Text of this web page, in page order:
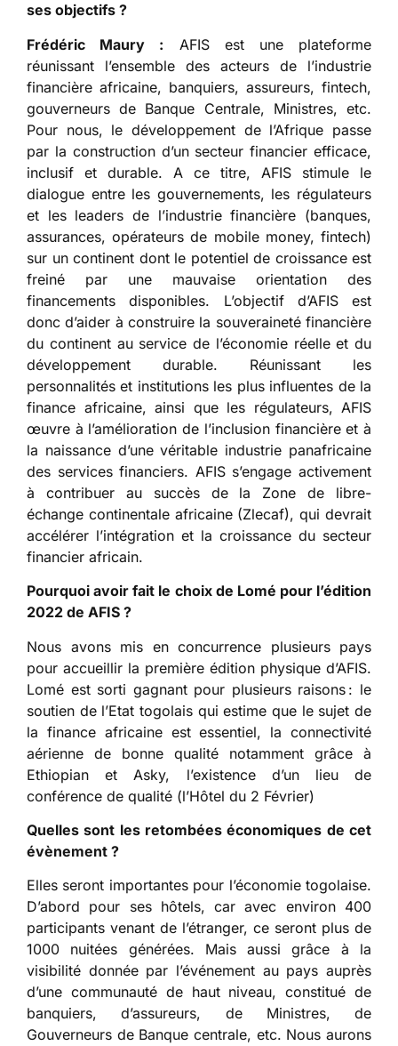
ses objectifs ?
Frédéric Maury : AFIS est une plateforme
réunissant l’ensemble des acteurs de l’industrie
financière africaine, banquiers, assureurs, fintech,
gouverneurs de Banque Centrale, Ministres, etc.
Pour nous, le développement de l’Afrique passe
par la construction d’un secteur financier efficace,
inclusif et durable. A ce titre, AFIS stimule le
dialogue entre les gouvernements, les régulateurs
et les leaders de l’industrie financière (banques,
assurances, opérateurs de mobile money, fintech)
sur un continent dont le potentiel de croissance est
freiné par une mauvaise orientation des
financements disponibles. L’objectif d’AFIS est
donc d’aider à construire la souveraineté financière
du continent au service de l’économie réelle et du
développement durable. Réunissant les
personnalités et institutions les plus influentes de la
finance africaine, ainsi que les régulateurs, AFIS
œuvre à l’amélioration de l’inclusion financière et à
la naissance d’une véritable industrie panafricaine
des services financiers. AFIS s’engage activement
à contribuer au succès de la Zone de libre-
échange continentale africaine (Zlecaf), qui devrait
accélérer l’intégration et la croissance du secteur
financier africain.
Pourquoi avoir fait le choix de Lomé pour l’édition
2022 de AFIS ?
Nous avons mis en concurrence plusieurs pays
pour accueillir la première édition physique d’AFIS.
Lomé est sorti gagnant pour plusieurs raisons : le
soutien de l’Etat togolais qui estime que le sujet de
la finance africaine est essentiel, la connectivité
aérienne de bonne qualité notamment grâce à
Ethiopian et Asky, l’existence d’un lieu de
conférence de qualité (l’Hôtel du 2 Février)
Quelles sont les retombéeséconomiques de cet
évènement ?
Elles seront importantes pour l’économie togolaise.
D’abord pour ses hôtels, car avec environ 400
participants venant de l’étranger, ce seront plus de
1000 nuitées générées. Mais aussi grâce à la
visibilité donnée par l’événement au pays auprès
d’une communauté de haut niveau, constitué de
banquiers, d’assureurs, de Ministres, de
Gouverneurs de Banque centrale, etc. Nous aurons